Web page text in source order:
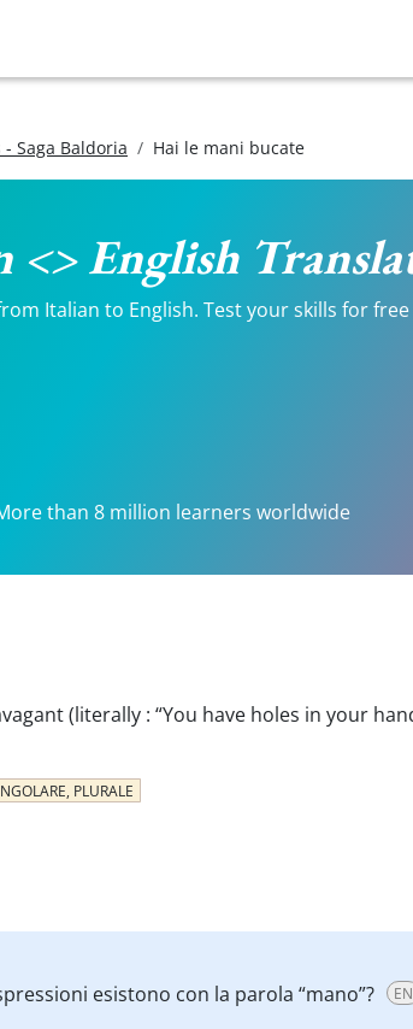
Saga Baldoria Hai le mani bucate
<> English
Italian to English. Test your skills for
than 8 million learners worldwide
(literally : “You have holes in your
PLURALE
esistono con la parola “mano”? EN